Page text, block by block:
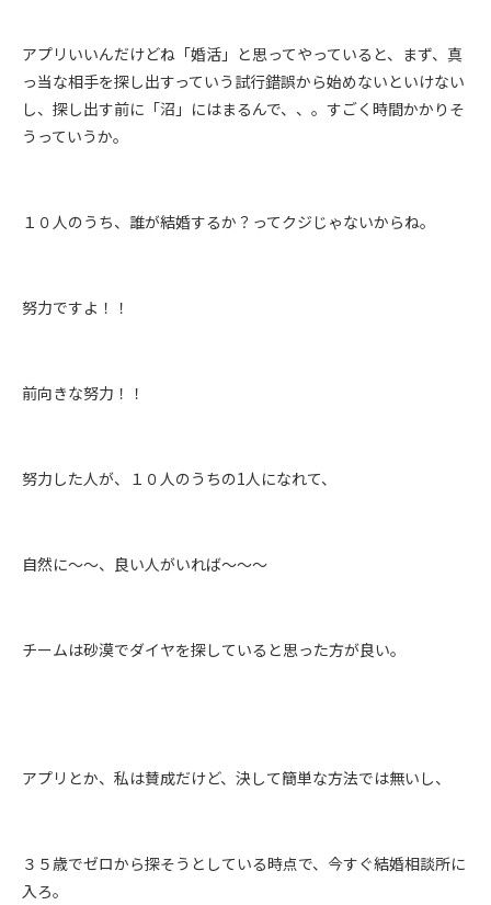
アプリいいんだけどね「婚活」と思ってやっていると、まず、真
っ当な相手を探し出すっていう試行錯誤から始めないといけない
し、探し出す前に「沼」にはまるんで、、。すごく時間かかりそ
うっていうか。
１０人のうち、誰が結婚するか？ってクジじゃないからね。
努力ですよ！！
前向きな努力！！
努力した人が、１０人のうちの1人になれて、
自然に〜〜、良い人がいれば〜〜〜
チームは砂漠でダイヤを探していると思った方が良い。
アプリとか、私は賛成だけど、決して簡単な方法では無いし、
３５歳でゼロから探そうとしている時点で、今すぐ結婚相談所に
入ろ。